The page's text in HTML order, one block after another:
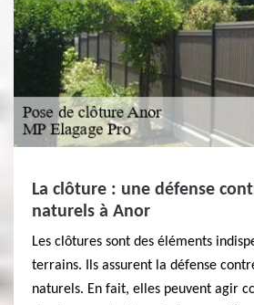
La clôture : une défense
naturels à Anor
Les clôtures sont des éléments
terrains. Ils assurent la défense
naturels. En fait, elles peuvent agir